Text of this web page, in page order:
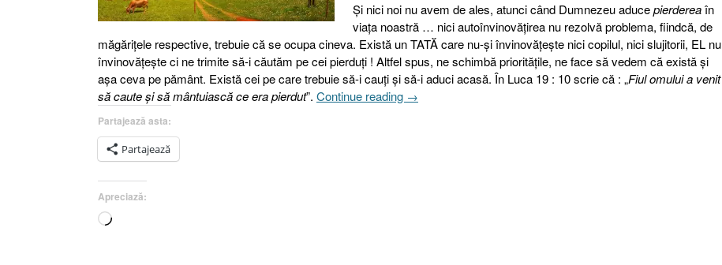
Şi nici noi nu avem de ales, atunci când Dumnezeu aducepierdereaîn
viaţa noastră … nici autoînvinovăţirea nu rezolvă problema, fiindcă, de
măgăriţele respective, trebuie că se ocupa cineva. Există un TATĂ care nu-şi învinovăţeşte nici copilul, nici slujitorii, EL nu
învinovăţeşte ci ne trimite să-i căutăm pe cei pierduţi ! Altfel spus, ne schimbă priorităţile, ne face să vedem că există şi
aşa ceva pe pământ. Există cei pe care trebuie să-i cauţi şi să-i aduci acasă. În Luca 19 : 10 scrie că : „Fiul omului a venit
să caute şi să mântuiască ce era pierdut”. Continue reading „Prefăcut
→
Partajează asta:
Partajează
Apreciază:
Încarc...